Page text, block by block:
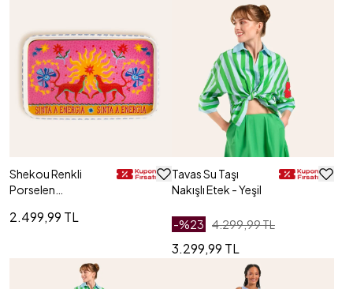
Shekou Renkli
Porselen
30x18.5x2 Cm
2.499,99 TL
Tavas Su Taşı
Nakışlı Etek - Yeşil
-%23 4.299,99 TL
3.299,99 TL